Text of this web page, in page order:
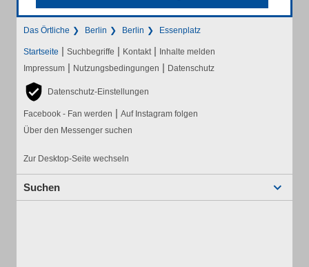
Das Örtliche Berlin Berlin Essenplatz
Startseite | Suchbegriffe | Kontakt | Inhalte melden
Impressum | Nutzungsbedingungen | Datenschutz
Datenschutz-Einstellungen
Facebook - Fan werden | Auf Instagram folgen
Über den Messenger suchen
Zur Desktop-Seite wechseln
Suchen